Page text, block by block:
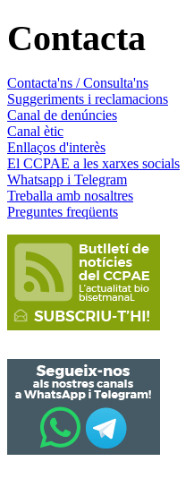
Contacta
Contacta'ns / Consulta'ns
Suggeriments i reclamacions
Canal de denúncies
Canal ètic
Enllaços d'interès
El CCPAE a les xarxes socials
Whatsapp i Telegram
Treballa amb nosaltres
Preguntes freqüents